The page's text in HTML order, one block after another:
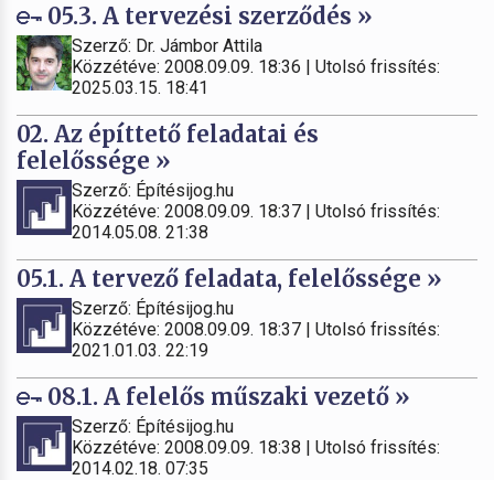
05.3. A tervezési szerződés »
Szerző: Dr. Jámbor Attila
Közzétéve: 2008.09.09. 18:36 | Utolsó frissítés:
2025.03.15. 18:41
02. Az építtető feladatai és
felelőssége »
Szerző: Építésijog.hu
Közzétéve: 2008.09.09. 18:37 | Utolsó frissítés:
2014.05.08. 21:38
05.1. A tervező feladata, felelőssége »
Szerző: Építésijog.hu
Közzétéve: 2008.09.09. 18:37 | Utolsó frissítés:
2021.01.03. 22:19
08.1. A felelős műszaki vezető »
Szerző: Építésijog.hu
Közzétéve: 2008.09.09. 18:38 | Utolsó frissítés:
2014.02.18. 07:35